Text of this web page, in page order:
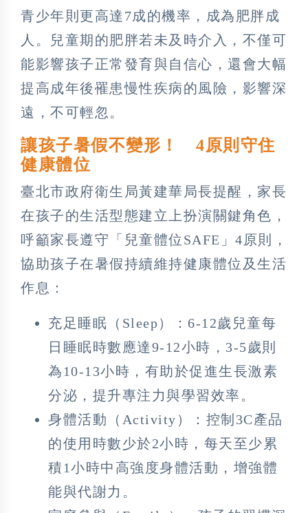
青少年則更高達7成的機率，成為肥胖成
人。兒童期的肥胖若未及時介入，不僅可
能影響孩子正常發育與自信心，還會大幅
提高成年後罹患慢性疾病的風險，影響深
遠，不可輕忽。
讓孩子暑假不變形！ 4原則守住
健康體位
臺北市政府衛生局黃建華局長提醒，家長
在孩子的生活型態建立上扮演關鍵角色，
呼籲家長遵守「兒童體位SAFE」4原則，
協助孩子在暑假持續維持健康體位及生活
作息：
充足睡眠（Sleep）：6-12歲兒童每
日睡眠時數應達9-12小時，3-5歲則
為10-13小時，有助於促進生長激素
分泌，提升專注力與學習效率。
身體活動（Activity）：控制3C產品
的使用時數少於2小時，每天至少累
積1小時中高強度身體活動，增強體
能與代謝力。